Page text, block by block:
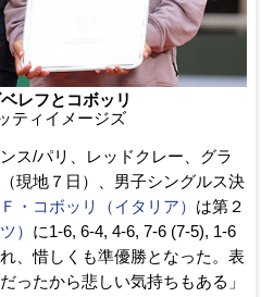
レフとコボッリ
ティイメージズ
ス/パリ、レッドクレー、グラ
現地７日）、男子シングルス決
Ｆ・コボッリ（イタリア） は第２
） に1-6, 6-4, 4-6, 7-6 (7-5), 1-6
、惜しくも準優勝となった。表
ったから悲しい気持ちもある」